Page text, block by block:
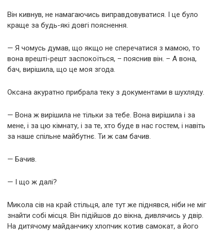
Він кивнув, не намагаючись виправдовуватися. І це було
краще за будь-які довгі пояснення.
— Я чомусь думав, що якщо не сперечатися з мамою, то
вона врешті-решт заспокоїться, – пояснив він. – А вона,
бач, вирішила, що це моя згода.
Оксана акуратно прибрала теку з документами в шухляду.
— Вона ж вирішила не тільки за тебе. Вона вирішила і за
мене, і за цю кімнату, і за те, хто буде в нас гостем, і навіть
за наше спільне майбутнє. Ти ж сам бачив.
— Бачив.
— І що ж далі?
Микола сів на край стільця, але тут же піднявся, ніби не міг
знайти собі місця. Він підійшов до вікна, дивлячись у двір.
На дитячому майданчику хлопчик котив самокат, а його